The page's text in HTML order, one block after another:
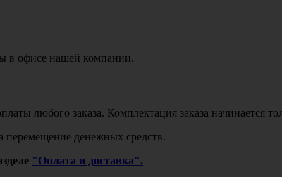
в офисе нашей компании.
любого заказа. Комплектация заказа начинается
денежных средств.
"Оплата и доставка".